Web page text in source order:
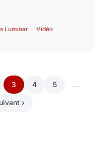
Luminar Vidéo
3 4 5 …
›